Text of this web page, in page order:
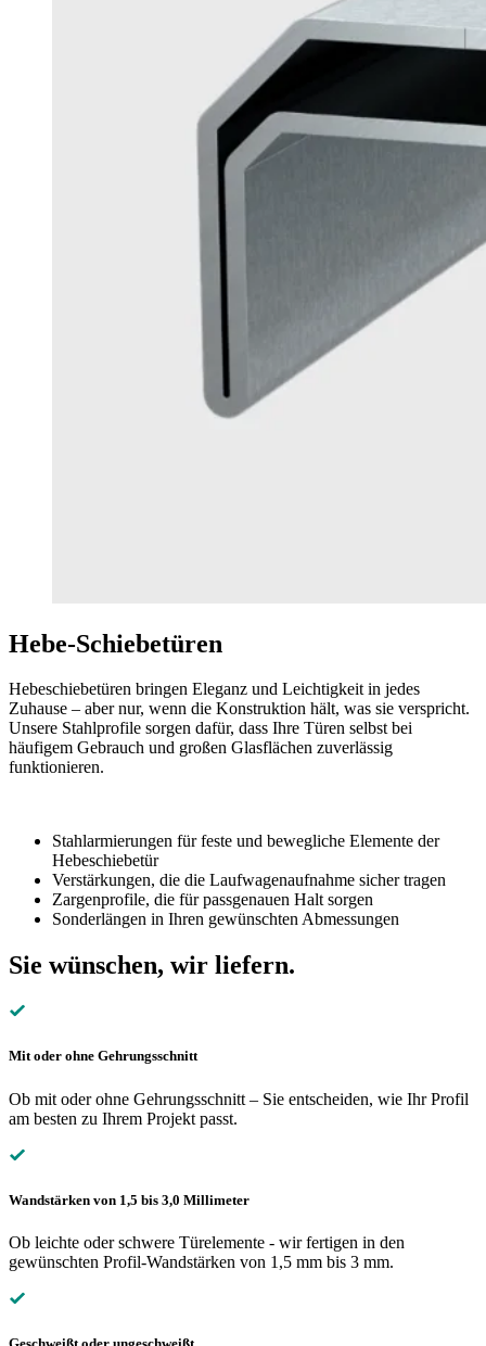
Hebe-Schiebetüren
Hebeschiebetüren bringen Eleganz und Leichtigkeit in jedes
Zuhause – aber nur, wenn die Konstruktion hält, was sie verspricht.
Unsere Stahlprofile sorgen dafür, dass Ihre Türen selbst bei
häufigem Gebrauch und großen Glasflächen zuverlässig
funktionieren.
Stahlarmierungen für feste und bewegliche Elemente der
Hebeschiebetür
Verstärkungen, die die Laufwagenaufnahme sicher tragen
Zargenprofile, die für passgenauen Halt sorgen
Sonderlängen in Ihren gewünschten Abmessungen
Sie wünschen, wir liefern.
Mit oder ohne Gehrungsschnitt
Ob mit oder ohne Gehrungsschnitt – Sie entscheiden, wie Ihr Profil
am besten zu Ihrem Projekt passt.
Wandstärken von 1,5 bis 3,0 Millimeter
Ob leichte oder schwere Türelemente - wir fertigen in den
gewünschten Profil-Wandstärken von 1,5 mm bis 3 mm.